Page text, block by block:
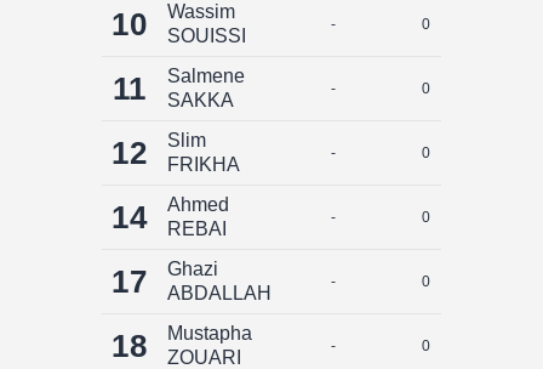
10
Wassim
SOUISSI
- 0
11
Salmene
SAKKA
- 0
12
Slim
FRIKHA
- 0
14
Ahmed
REBAI
- 0
17
Ghazi
ABDALLAH
- 0
18
Mustapha
ZOUARI
- 0